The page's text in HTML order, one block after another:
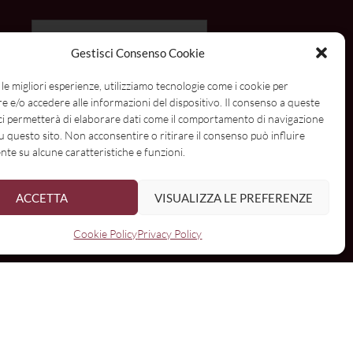
Gestisci Consenso Cookie
migliori esperienze, utilizziamo tecnologie come i cookie per
e/o accedere alle informazioni del dispositivo. Il consenso a queste
permetterà di elaborare dati come il comportamento di navigazione
questo sito. Non acconsentire o ritirare il consenso può influire
su alcune caratteristiche e funzioni.
ACCETTA VISUALIZZA LE PREFERENZE
Cookie PolicyPrivacy Policy
I have read and agree to the terms & conditions